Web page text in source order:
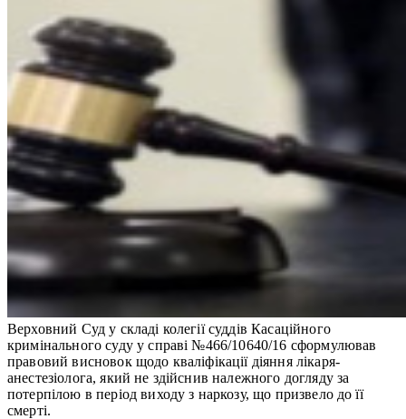
Верховний Суд у складі колегії суддів Касаційного
кримінального суду у справі №466/10640/16 сформулював
правовий висновок щодо кваліфікації діяння лікаря-
анестезіолога, який не здійснив належного догляду за
потерпілою в період виходу з наркозу, що призвело до її
смерті.